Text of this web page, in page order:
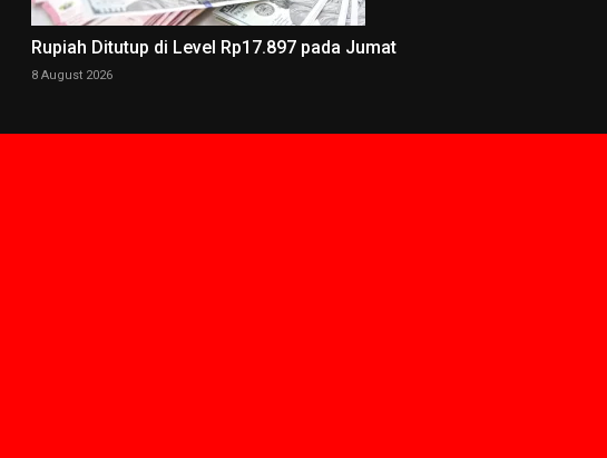
Rupiah Ditutup di Level Rp17.897 pada Jumat
8 August 2026